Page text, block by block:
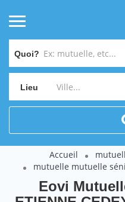
Quoi?
Lieu
Accueil
mutuelle mutuelle
Eovi